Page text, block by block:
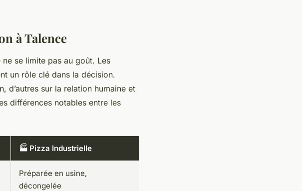
à Talence
se limite pas au goût. Les
un rôle clé dans la décision.
d’autres sur la relation humaine et
différences notables entre les
🏭 Pizza Industrielle
Préparée en usine,
décongelée